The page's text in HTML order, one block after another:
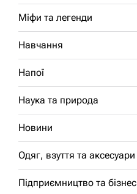
Міфи та легенди
Навчання
Напої
Наука та природа
Новини
Одяг, взуття та аксесуари
Підприємництво та бізнес